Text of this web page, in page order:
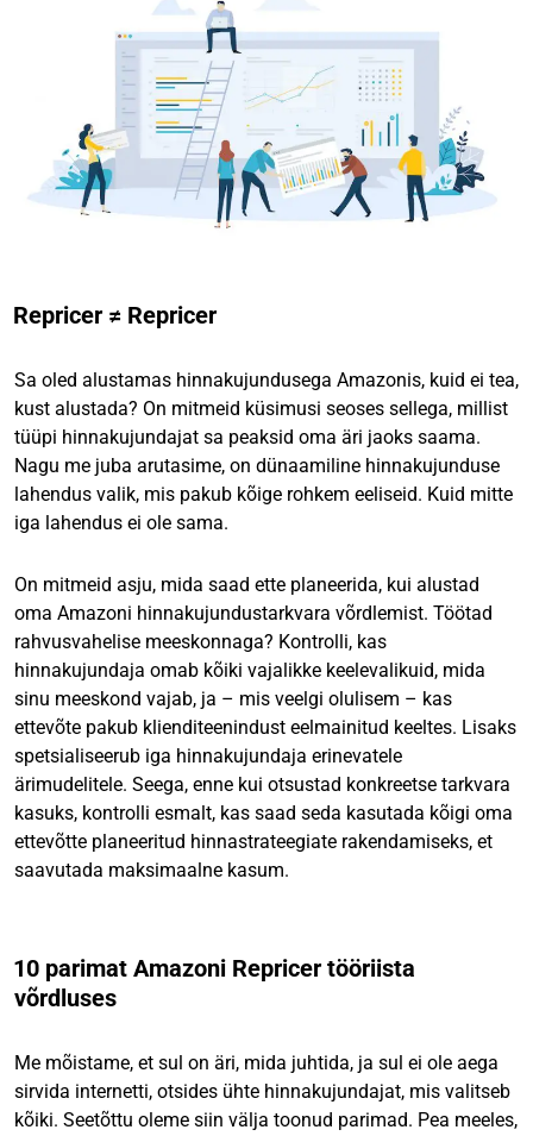
Repricer ≠ Repricer
Sa oled alustamas hinnakujundusega Amazonis, kuid ei tea,
kust alustada? On mitmeid küsimusi seoses sellega, millist
tüüpi hinnakujundajat sa peaksid oma äri jaoks saama.
Nagu me juba arutasime, on dünaamiline hinnakujunduse
lahendus valik, mis pakub kõige rohkem eeliseid. Kuid mitte
iga lahendus ei ole sama.
On mitmeid asju, mida saad ette planeerida, kui alustad
oma Amazoni hinnakujundustarkvara võrdlemist. Töötad
rahvusvahelise meeskonnaga? Kontrolli, kas
hinnakujundaja omab kõiki vajalikke keelevalikuid, mida
sinu meeskond vajab, ja – mis veelgi olulisem – kas
ettevõte pakub klienditeenindust eelmainitud keeltes. Lisaks
spetsialiseerub iga hinnakujundaja erinevatele
ärimudelitele. Seega, enne kui otsustad konkreetse tarkvara
kasuks, kontrolli esmalt, kas saad seda kasutada kõigi oma
ettevõtte planeeritud hinnastrateegiate rakendamiseks, et
saavutada maksimaalne kasum.
10 parimat Amazoni Repricer tööriista
võrdluses
Me mõistame, et sul on äri, mida juhtida, ja sul ei ole aega
sirvida internetti, otsides ühte hinnakujundajat, mis valitseb
kõiki. Seetõttu oleme siin välja toonud parimad. Pea meeles,